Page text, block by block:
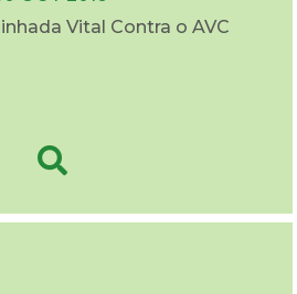
Vital Contra o AVC